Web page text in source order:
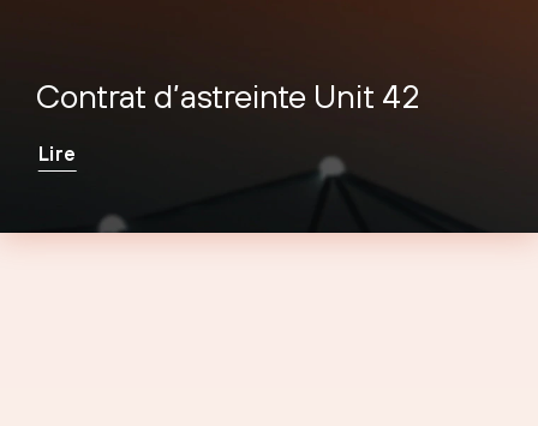
Contrat d’astreinte Unit 42
Lire